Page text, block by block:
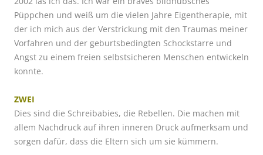
Püppchen und weiß um die vielen Jahre Eigentherapie, mit
der ich mich aus der Verstrickung mit den Traumas meiner
Vorfahren und der geburtsbedingten Schockstarre und
Angst zu einem freien selbstsicheren Menschen entwickeln
konnte.
ZWEI
Dies sind die Schreibabies, die Rebellen. Die machen mit
allem Nachdruck auf ihren inneren Druck aufmerksam und
sorgen dafür, dass die Eltern sich um sie kümmern.